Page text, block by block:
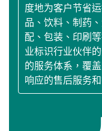
度地为客户节省
品、饮料、制药
配、包装、印刷
业标识行业伙伴
的服务体系，覆
响应的售后服务